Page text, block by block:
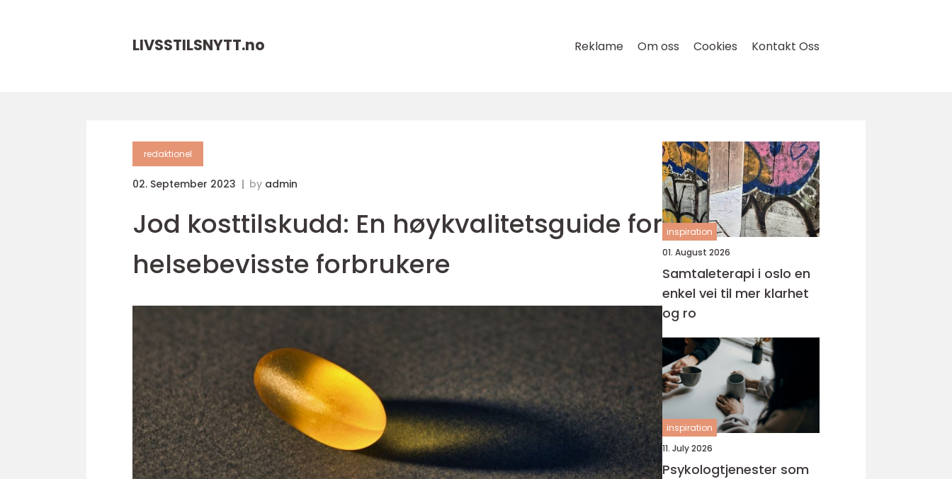
LIVSSTILSNYTT.no Reklame Om oss Cookies Kontakt Oss
redaktionel
02. September 2023 by admin
Jod kosttilskudd: En høykvalitetsguide for
helsebevisste forbrukere
inspiration
01. August 2026
Samtaleterapi i oslo en
enkel vei til mer klarhet
og ro
inspiration
11. July 2026
Psykologtjenester som